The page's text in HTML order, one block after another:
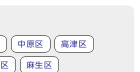
中原区 高津区
麻生区